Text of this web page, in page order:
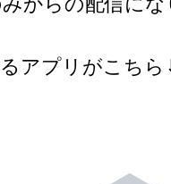
アプリがこちら